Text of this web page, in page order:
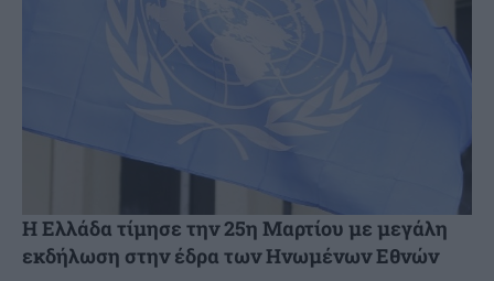
Η Ελλάδα τίμησε την 25η Μαρτίου με μεγάλη
εκδήλωση στην έδρα των Ηνωμένων Εθνών